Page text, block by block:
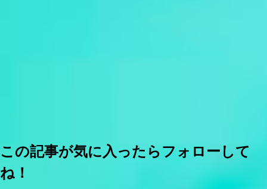
この記事が気に入ったらフォローして
ね！